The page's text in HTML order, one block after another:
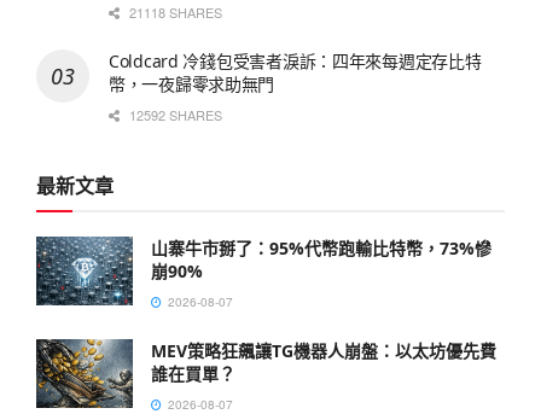
21118 SHARES
Coldcard 冷錢包受害者淚訴：四年來每週定存比特
幣，一夜歸零求助無門
12592 SHARES
最新文章
山寨牛市掰了：95%代幣跑輸比特幣，73%慘
崩90%
2026-08-07
MEV策略狂飆讓TG機器人崩盤：以太坊優先費
誰在買單？
2026-08-07